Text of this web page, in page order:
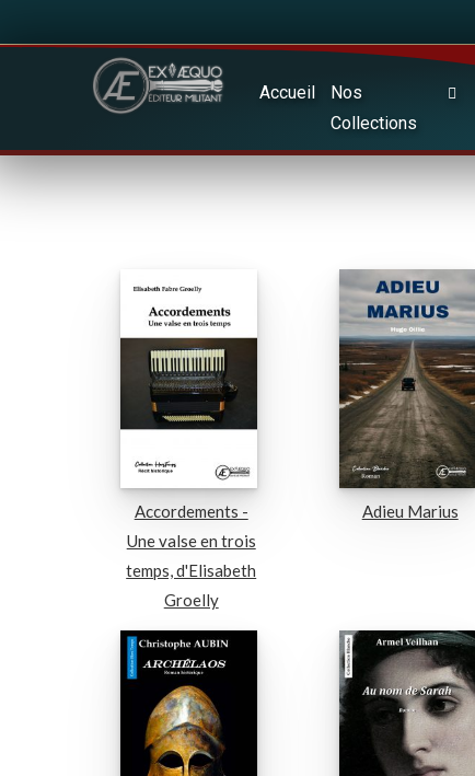
Accueil
Nos
Collections
Accordements -
Une valse en trois
temps, d'Elisabeth
Groelly
Adieu Marius